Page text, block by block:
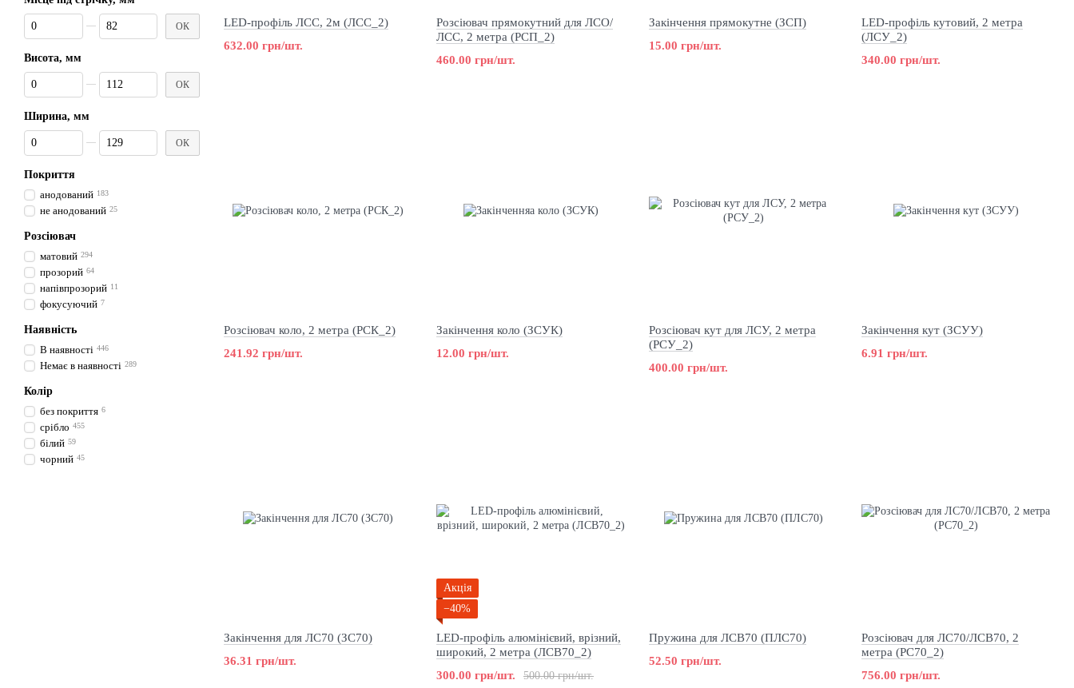
LED-профіль ЛСС, 2м (ЛСС_2)
632.00 грн/шт.
Розсіювач прямокутний для ЛСО/
ЛСС, 2 метра (РСП_2)
460.00 грн/шт.
Закінчення прямокутне (ЗСП)
15.00 грн/шт.
LED-профіль кутовий, 2 метра
(ЛСУ_2)
340.00 грн/шт.
Розсіювач коло, 2 метра (РСК_2)
241.92 грн/шт.
Закінчення коло (ЗСУК)
12.00 грн/шт.
Розсіювач кут для ЛСУ, 2 метра
(РСУ_2)
400.00 грн/шт.
Закінчення кут (ЗСУУ)
6.91 грн/шт.
Закінчення для ЛС70 (ЗС70)
36.31 грн/шт.
Акція
−40%
LED-профіль алюмінієвий, врізний,
широкий, 2 метра (ЛСВ70_2)
500.00 грн/шт.
300.00 грн/шт.
Пружина для ЛСВ70 (ПЛС70)
52.50 грн/шт.
Розсіювач для ЛС70/ЛСВ70, 2
метра (РС70_2)
756.00 грн/шт.
Від Місце під стрічку, мм
До Місце під стрічку, мм
ОК
Висота, мм
Від Висота, мм
До Висота, мм
ОК
Ширина, мм
Від Ширина, мм
До Ширина, мм
ОК
Покриття
анодований 183
не анодований 25
Розсіювач
матовий 294
прозорий 64
напівпрозорий 11
фокусуючий 7
Наявність
В наявності 446
Немає в наявності 289
Колір
без покриття 6
срібло 455
білий 59
чорний 45